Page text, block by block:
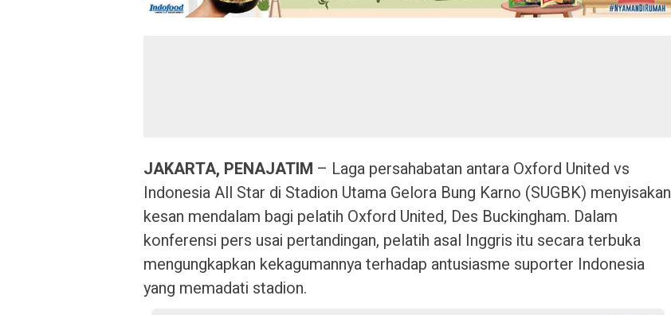
JAKARTA, PENAJATIM – Laga persahabatan antara Oxford United vs
Indonesia All Star di Stadion Utama Gelora Bung Karno (SUGBK) menyisakan
kesan mendalam bagi pelatih Oxford United, Des Buckingham. Dalam
konferensi pers usai pertandingan, pelatih asal Inggris itu secara terbuka
mengungkapkan kekagumannya terhadap antusiasme suporter Indonesia
yang memadati stadion.